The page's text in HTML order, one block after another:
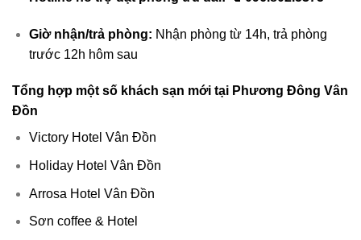
Giờ nhận/trả phòng: Nhận phòng từ 14h, trả phòng
trước 12h hôm sau
Tổng hợp một số khách sạn mới tại Phương Đông Vân
Đồn
Victory Hotel Vân Đồn
Holiday Hotel Vân Đồn
Arrosa Hotel Vân Đồn
Sơn coffee & Hotel